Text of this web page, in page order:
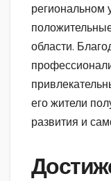
региональном
области.
его жители
развития и